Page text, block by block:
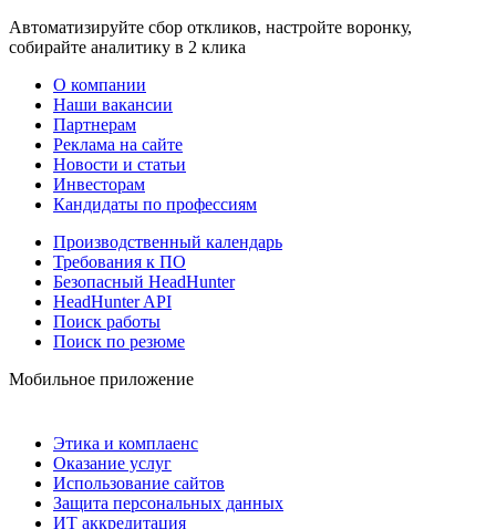
Автоматизируйте сбор откликов, настройте воронку,
собирайте аналитику в 2 клика
О компании
Наши вакансии
Партнерам
Реклама на сайте
Новости и статьи
Инвесторам
Кандидаты по профессиям
Производственный календарь
Требования к ПО
Безопасный HeadHunter
HeadHunter API
Поиск работы
Поиск по резюме
Мобильное приложение
Этика и комплаенс
Оказание услуг
Использование сайтов
Защита персональных данных
ИТ аккредитация